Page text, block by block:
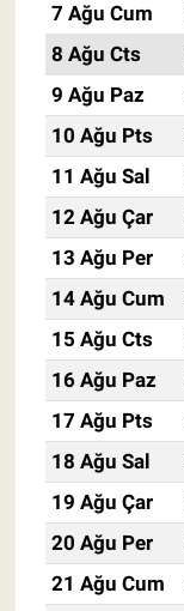
7 Ağu Cum
8 Ağu Cts
9 Ağu Paz
10 Ağu Pts
11 Ağu Sal
12 Ağu Çar
13 Ağu Per
14 Ağu Cum
15 Ağu Cts
16 Ağu Paz
17 Ağu Pts
18 Ağu Sal
19 Ağu Çar
20 Ağu Per
21 Ağu Cum